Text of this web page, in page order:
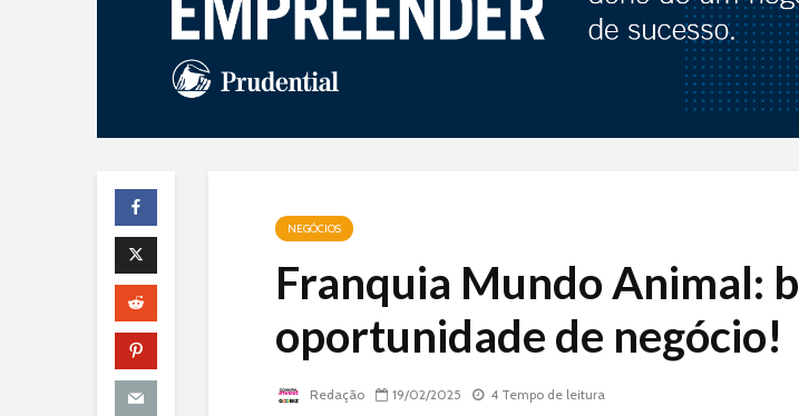
NEGÓCIOS
Franquia Mundo Animal:
oportunidade de negócio!
Redação 19/02/2025 4 Tempo de leitura
Tramontina Store:
Indústria de
Conquistou o PDV